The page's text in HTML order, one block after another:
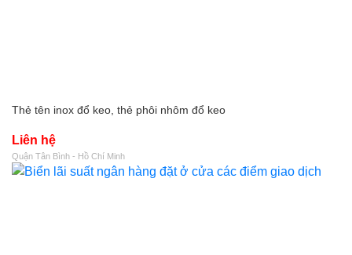
Thẻ tên inox đổ keo, thẻ phôi nhôm đổ keo
Liên hệ
Quận Tân Bình - Hồ Chí Minh